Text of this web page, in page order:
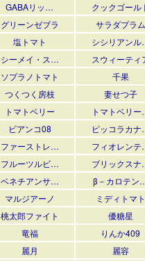
GABAリッ…
クックゴール
グリーンゼブラ
サラダプラム
塩トマト
シシリアン
シーメイ・ス…
スウィーティ
ソプラノトマト
千果
つくつく房枝
妻せつ子
トマトベリー
トマトベリ
ビアンコ08
ピッコラカ
ファーストレ…
フィオレン
フルーツルビ…
ブリックス
ベネチアンサ…
β－カロテン
マルジアーノ
ミディトマト
桃太郎ファイト
優糖星
竜福
りんか409
麗月
麗容